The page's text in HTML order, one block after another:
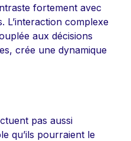
fortement avec
L’interaction complexe
aux décisions
crée une dynamique
pas aussi
qu’ils pourraient le